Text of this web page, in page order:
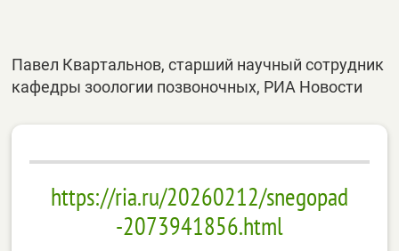
Павел Квартальнов, старший научный сотрудник
кафедры зоологии позвоночных, РИА Новости
https://ria.ru/20260212/snegopad
-2073941856.html